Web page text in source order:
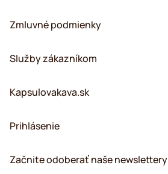
Zmluvné podmienky
Služby zákazníkom
Kapsulovakava.sk
Prihlásenie
Začnite odoberať naše newslettery